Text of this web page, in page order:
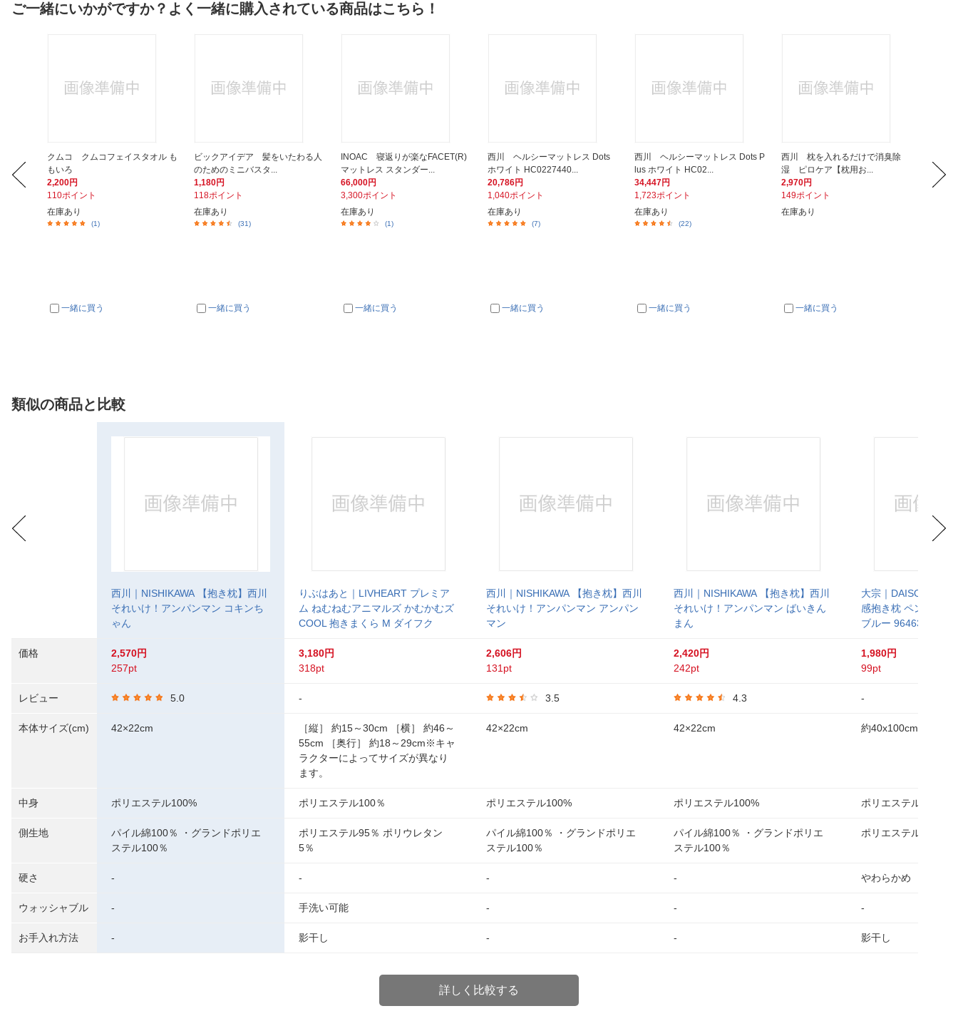
ご一緒にいかがですか？よく一緒に購入されている商品はこちら！
クムコ クムコフェイスタオル も
もいろ
2,200円
110ポイント
在庫あり
(1)
一緒に買う
ビックアイデア 髪をいたわる人
のためのミニバスタ...
1,180円
118ポイント
在庫あり
(31)
一緒に買う
INOAC 寝返りが楽なFACET(R)
マットレス スタンダー...
66,000円
3,300ポイント
在庫あり
(1)
一緒に買う
西川 ヘルシーマットレス Dots
ホワイト HC0227440...
20,786円
1,040ポイント
在庫あり
(7)
一緒に買う
西川 ヘルシーマットレス Dots P
lus ホワイト HC02...
34,447円
1,723ポイント
在庫あり
(22)
一緒に買う
西川 枕を入れるだけで消臭除
湿 ピロケア【枕用お...
2,970円
149ポイント
在庫あり
一緒に買う
ング
275円
類似の商品と比較
価格
レビュー
本体サイズ(cm)
中身
側生地
硬さ
ウォッシャブル
お手入れ方法
西川｜NISHIKAWA 【抱き枕】西川
それいけ！アンパンマン コキンち
ゃん
2,570円
257pt
5.0
42×22cm
ポリエステル100%
パイル綿100％ ・グランドポリエ
ステル100％
-
-
-
りぶはあと｜LIVHEART プレミア
ム ねむねむアニマルズ かむかむズ
COOL 抱きまくら M ダイフク
3,180円
318pt
-
［縦］ 約15～30cm ［横］ 約46～
55cm ［奥行］ 約18～29cm※キャ
ラクターによってサイズが異なり
ます。
ポリエステル100％
ポリエステル95％ ポリウレタン
5％
-
手洗い可能
影干し
西川｜NISHIKAWA 【抱き枕】西川
それいけ！アンパンマン アンパン
マン
2,606円
131pt
3.5
42×22cm
ポリエステル100%
パイル綿100％ ・グランドポリエ
ステル100％
-
-
-
西川｜NISHIKAWA 【抱き枕】西川
それいけ！アンパンマン ばいきん
まん
2,420円
242pt
4.3
42×22cm
ポリエステル100%
パイル綿100％ ・グランドポリエ
ステル100％
-
-
-
大宗｜DAISOU 【抱
感抱き枕 ペンギン(
ブルー 964632/BL
1,980円
99pt
-
約40x100cm
ポリエステル100%
ポリエステル75%ナ
やわらかめ
-
影干し
詳しく比較する